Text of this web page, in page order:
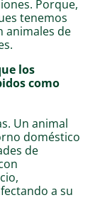
Porque,
tenemos
animales de
los
como
Un animal
doméstico
de
a su